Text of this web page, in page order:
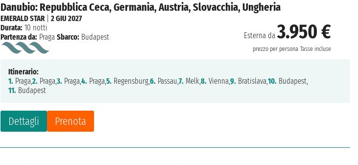
Danubio: Repubblica Ceca, Germania, Austria, Slovacchia, Ungheria
Esterna da3.950 €
prezzo per persona Tasse incluse
Dettagli Prenota
EMERALD STAR|2 GIU 2027
Durata: 10 notti
Partenza da: Praga Sbarco: Budapest
Itinerario:
1. Praga,2. Praga,3. Praga,4. Praga,5. Regensburg,6. Passau,7. Melk,8. Vienna,9. Bratislava,10. Budapest,
11. Budapest